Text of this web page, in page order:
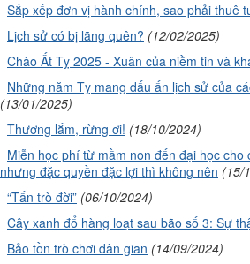
Sắp xếp đơn vị hành chính, sao phải thuê
Lịch sử có bị lãng quên? (12/02/2025)
Chào Ất Tỵ 2025 - Xuân của niềm tin và
Những năm Tỵ mang dấu ấn lịch sử của
(13/01/2025)
Thương lắm, rừng ơi! (18/10/2024)
Miễn học phí từ mầm non đến đại học cho
nhưng đặc quyền đặc lợi thì không nên (15/
“Tấn trò đời” (06/10/2024)
Cây xanh đổ hàng loạt sau bão số 3: Sự
Bảo tồn trò chơi dân gian (14/09/2024)